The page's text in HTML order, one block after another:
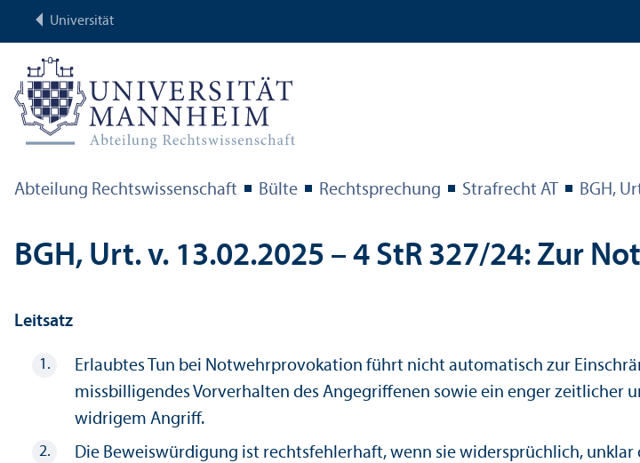
Universität
Abteilung Rechts­wissenschaft Bülte Rechts­prechung Strafrecht AT BGH,
BGH, Urt. v. 13.02.2025 – 4 StR 327/24: Zur
Leitsatz
Erlaubtes Tun bei Notwehrprovokation führt nicht automatisch zur
missbilligendes Vor­verhalten des Angegriffenen sowie ein enger
widrigem Angriff.
Die Beweiswürdigung ist rechts­fehlerhaft, wenn sie widersprüchlich,